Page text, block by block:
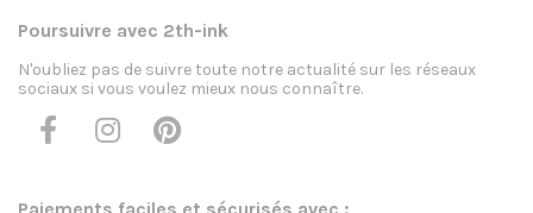
Poursuivre avec 2th-ink
N'oubliez pas de suivre toute notre actualité sur les réseaux
sociaux si vous voulez mieux nous connaître.